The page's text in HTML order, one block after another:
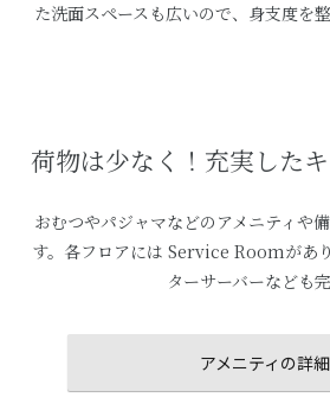
た洗面スペースも広いので、身支度を
荷物は少なく！充実した
おむつやパジャマなどのアメニティや
す。各フロアには Service Roomがあ
ターサーバーなども完
アメニティの詳細